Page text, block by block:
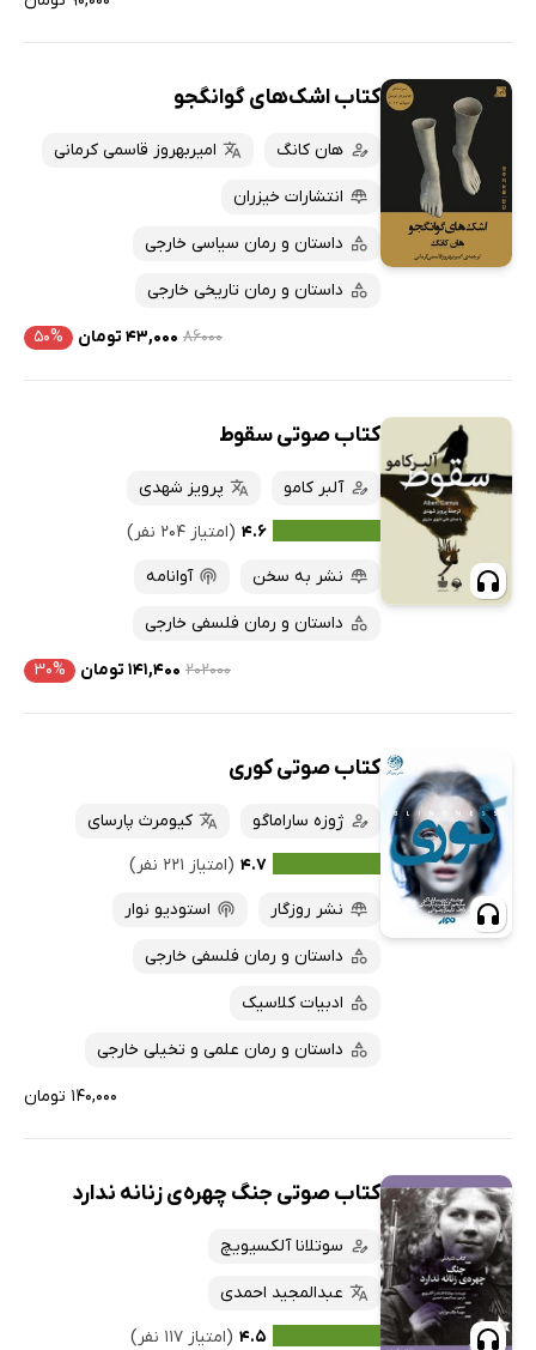
کتاب اشک‌های گوانگجو
هان کانگ امیربهروز قاسمی کرمانی
انتشارات خیزران
داستان و رمان سیاسی خارجی
داستان و رمان تاریخی خارجی
۸۶۰۰۰ ۴۳,۰۰۰ تومان ۵۰%
کتاب صوتی سقوط
آلبر کامو
پرویز شهدی
۴.۶ (امتیاز ۲۰۴ نفر)
نشر به سخن
آوانامه
داستان و رمان فلسفی خارجی
۲۰۲۰۰۰ ۱۴۱,۴۰۰ تومان ۳۰%
کتاب صوتی کوری
ژوزه ساراماگو
کیومرث پارسای
۴.۷ (امتیاز ۲۲۱ نفر)
نشر روزگار
استودیو نوار
داستان و رمان فلسفی خارجی
ادبیات کلاسیک
داستان و رمان علمی و تخیلی خارجی
۱۴۰,۰۰۰ تومان
کتاب صوتی جنگ چهره‌ی زنانه ندارد
سوتلانا آلکسیویچ
عبدالمجید احمدی
۴.۵ (امتیاز ۱۱۷ نفر)